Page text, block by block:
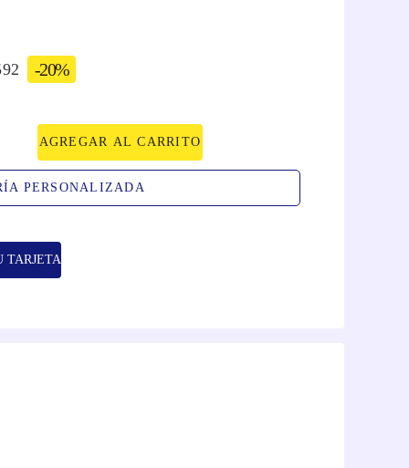
-20%
AGREGAR AL CARRITO
PERSONALIZADA
TARJETA